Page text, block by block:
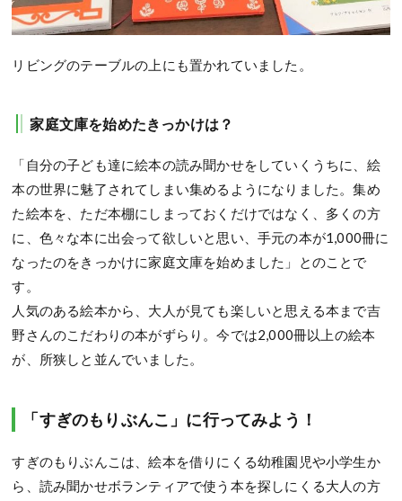
リビングのテーブルの上にも置かれていました。
家庭文庫を始めたきっかけは？
「自分の子ども達に絵本の読み聞かせをしていくうちに、絵
本の世界に魅了されてしまい集めるようになりました。集め
た絵本を、ただ本棚にしまっておくだけではなく、多くの方
に、色々な本に出会って欲しいと思い、手元の本が1,000冊に
なったのをきっかけに家庭文庫を始めました」とのことで
す。
人気のある絵本から、大人が見ても楽しいと思える本まで吉
野さんのこだわりの本がずらり。今では2,000冊以上の絵本
が、所狭しと並んでいました。
「すぎのもりぶんこ」に行ってみよう！
すぎのもりぶんこは、絵本を借りにくる幼稚園児や小学生か
ら、読み聞かせボランティアで使う本を探しにくる大人の方